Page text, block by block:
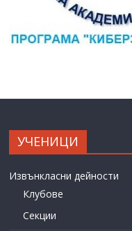
УЧЕНИЦИ
Извънкласни дейности
Клубове
Секции